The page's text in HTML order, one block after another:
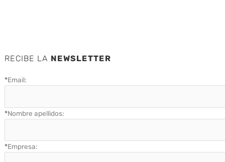
RECIBE LA NEWSLETTER
*Email:
*Nombre apellidos:
*Empresa: